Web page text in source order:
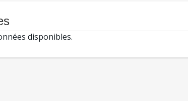
disponibles.